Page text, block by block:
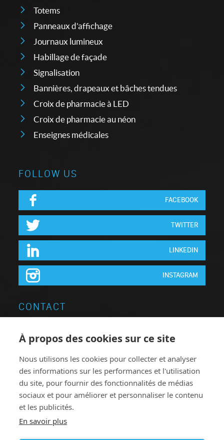
Totems
Panneaux d'affichage
Journaux lumineux
Habillage de façade
Signalisation
Bannières, drapeaux et bâches tendues
Croix de pharmacie à LED
Croix de pharmacie au néon
Enseignes médicales
FOLLOW US
FACEBOOK
TWITTER
LINKEDIN
INSTAGRAM
CONTACT
Brugsesteenweg 64
8740 Pittem
T:+32 051.46 62 63
F: +32 051.46 78 38
neonelite@neonelite.com
À propos des cookies sur ce site
Nous utilisons les cookies pour collecter et analyser
des informations sur les performances et l'utilisation
du site, pour fournir des fonctionnalités de médias
sociaux et pour améliorer et personnaliser le contenu
et les publicités.
En savoir plus